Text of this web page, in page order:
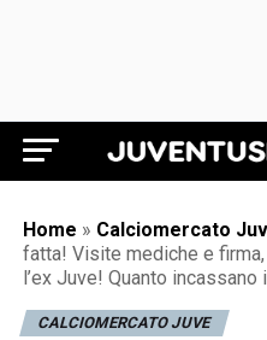
Home » Calciomercato
fatta! Visite mediche e
l’ex Juve! Quanto
CALCIOMERCATO JUVE